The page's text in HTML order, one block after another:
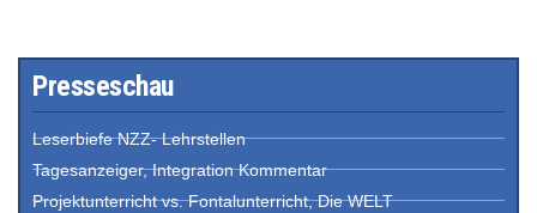
Presseschau
Leserbiefe NZZ- Lehrstellen
Tagesanzeiger, Integration Kommentar
Projektunterricht vs. Fontalunterricht, Die WELT